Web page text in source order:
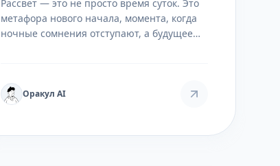
Рассвет — это не просто время суток. Это
метафора нового начала, момента, когда
ночные сомнения отступают, а будущее
состояния и сделать первый шаг в
светлый день осознанно.
Оракул AI